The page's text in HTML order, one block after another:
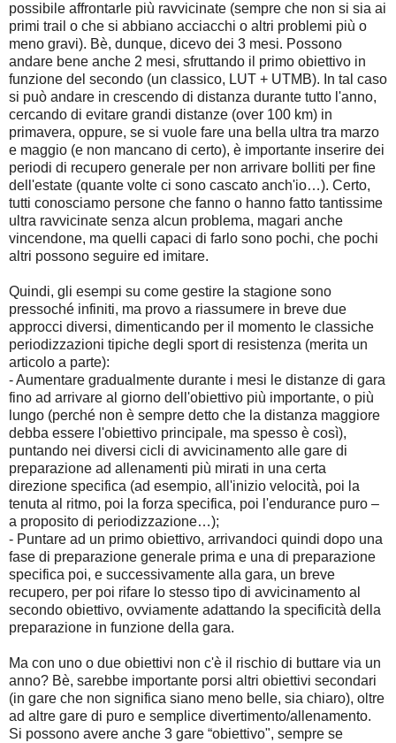
possibile affrontarle più ravvicinate (sempre che non si sia ai
primi trail o che si abbiano acciacchi o altri problemi più o
meno gravi). Bè, dunque, dicevo dei 3 mesi. Possono
andare bene anche 2 mesi, sfruttando il primo obiettivo in
funzione del secondo (un classico, LUT + UTMB). In tal caso
si può andare in crescendo di distanza durante tutto l'anno,
cercando di evitare grandi distanze (over 100 km) in
primavera, oppure, se si vuole fare una bella ultra tra marzo
e maggio (e non mancano di certo), è importante inserire dei
periodi di recupero generale per non arrivare bolliti per fine
dell'estate (quante volte ci sono cascato anch'io…). Certo,
tutti conosciamo persone che fanno o hanno fatto tantissime
ultra ravvicinate senza alcun problema, magari anche
vincendone, ma quelli capaci di farlo sono pochi, che pochi
altri possono seguire ed imitare.
Quindi, gli esempi su come gestire la stagione sono
pressoché infiniti, ma provo a riassumere in breve due
approcci diversi, dimenticando per il momento le classiche
periodizzazioni tipiche degli sport di resistenza (merita un
articolo a parte):
- Aumentare gradualmente durante i mesi le distanze di gara
fino ad arrivare al giorno dell'obiettivo più importante, o più
lungo (perché non è sempre detto che la distanza maggiore
debba essere l'obiettivo principale, ma spesso è così),
puntando nei diversi cicli di avvicinamento alle gare di
preparazione ad allenamenti più mirati in una certa
direzione specifica (ad esempio, all'inizio velocità, poi la
tenuta al ritmo, poi la forza specifica, poi l'endurance puro –
a proposito di periodizzazione…);
- Puntare ad un primo obiettivo, arrivandoci quindi dopo una
fase di preparazione generale prima e una di preparazione
specifica poi, e successivamente alla gara, un breve
recupero, per poi rifare lo stesso tipo di avvicinamento al
secondo obiettivo, ovviamente adattando la specificità della
preparazione in funzione della gara.
Ma con uno o due obiettivi non c'è il rischio di buttare via un
anno? Bè, sarebbe importante porsi altri obiettivi secondari
(in gare che non significa siano meno belle, sia chiaro), oltre
ad altre gare di puro e semplice divertimento/allenamento.
Si possono avere anche 3 gare “obiettivo", sempre se